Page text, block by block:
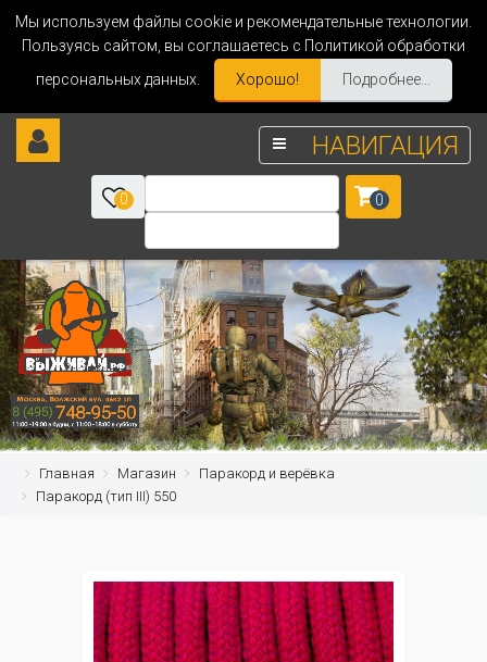
Мы используем файлы cookie и рекомендательные технологии.
Пользуясь сайтом, вы соглашаетесь с Политикой обработки
персональных данных.
Хорошо! Подробнее...
НАВИГАЦИЯ
0 0
Главная Магазин
Паракорд и верёвка
Паракорд (тип III) 550